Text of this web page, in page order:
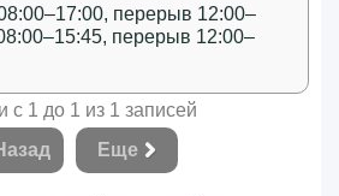
перерыв 12:00–
перерыв 12:00–
с 1 до 1 из 1 записей
Еще